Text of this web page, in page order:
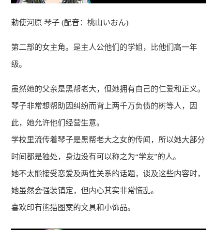
勅使河原 琴子 (配音：桃山いおん)
第二部的女主角。是主人公他们的学姐，比他们高一年
级。
虽然她的父亲是黑帮老大，但她拥有自己的仁爱和正义。
琴子非常想帮助因纠纷而背上两千万负债的树等人，因
此，她允许他们经营生意。
学校里流传着琴子是黑帮老大之女的传闻，所以她大部分
时间都是独处，身边没有可以称之为“学友”的人。
她不太能接受恋爱及两性关系的话题，谈及这些内容时，
她虽然会强装镇定，但内心其实非常慌乱。
喜欢印有熊猫图案的文具和小饰品。